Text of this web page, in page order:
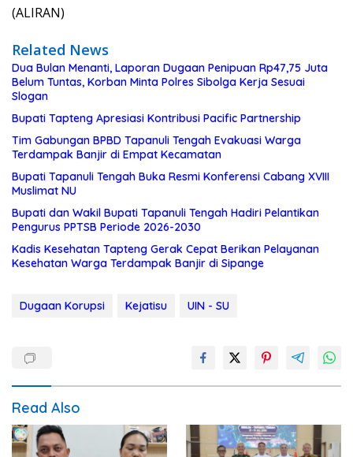
(ALIRAN)
Related News
Dua Bulan Menanti, Laporan Dugaan Penipuan Rp47,75 Juta
Belum Tuntas, Korban Minta Polres Sibolga Kerja Sesuai
Slogan
Bupati Tapteng Apresiasi Kontribusi Pacific Partnership
Tim Gabungan BPBD Tapanuli Tengah Evakuasi Warga
Terdampak Banjir di Empat Kecamatan
Bupati Tapanuli Tengah Buka Resmi Konferensi Cabang XVIII
Muslimat NU
Bupati dan Wakil Bupati Tapanuli Tengah Hadiri Pelantikan
Pengurus PPTSB Periode 2026-2030
Kadis Kesehatan Tapteng Gerak Cepat Berikan Pelayanan
Kesehatan Warga Terdampak Banjir di Sipange
Dugaan Korupsi Kejatisu UIN - SU
Read Also